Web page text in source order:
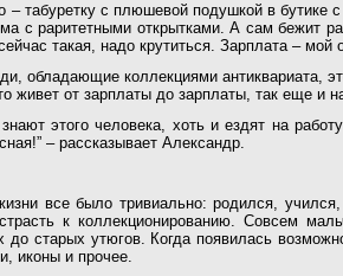
– табуретку с плюшевой подушкой в
с раритетными открытками. А сам бежит
такая, надо крутиться. Зарплата – мой
обладающие коллекциями антиквариата,
живет от зарплаты до зарплаты, так еще и
этого человека, хоть и ездят на
– рассказывает Александр.
все было тривиально: родился,
к коллекционированию. Совсем
до старых утюгов. Когда появилась
иконы и прочее.